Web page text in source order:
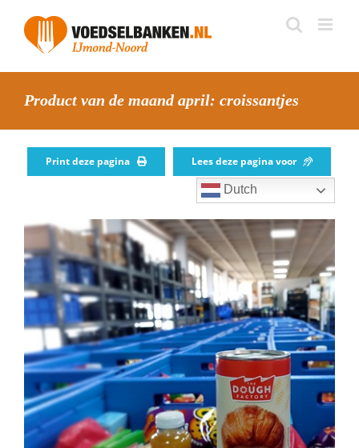
content
Product van de maand april: croissantjes
Print deze pagina Lees deze pagina voor
Dutch